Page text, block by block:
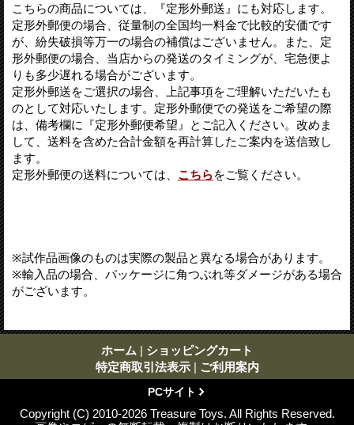
こちらの商品については、『定形外郵送』にも対応します。
定形外郵便の場合、従量制の全国均一料金で比較的安価です
が、紛失破損等万一の場合の補償はございません。また、定
形外郵便の場合、当店からの発送のタイミングが、宅急便よ
りも多少遅れる場合がございます。
定形外郵送をご選択の場合、上記事項をご理解いただいたも
のとして対応いたします。定形外郵便での発送をご希望の際
は、備考欄に『定形外郵便希望』とご記入ください。改めま
して、送料を含めた合計金額を再計算したご案内を送信致し
ます。
定形外郵便の送料については、 こちらをご覧ください。
※試作品画像のものは実際の製品と異なる場合があります。
※輸入品の場合、パッケージに角つぶれ等ダメージがある場合
がございます。
ホーム | ショッピングカート
特定商取引法表示 | ご利用案内
PCサイト
Copyright (C) 2010-2026 Treasure Toys. All Rights Reserved.